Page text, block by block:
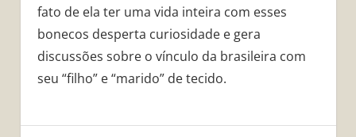
fato de ela ter uma vida inteira com esses
bonecos desperta curiosidade e gera
discussões sobre o vínculo da brasileira com
seu “filho” e “marido” de tecido.